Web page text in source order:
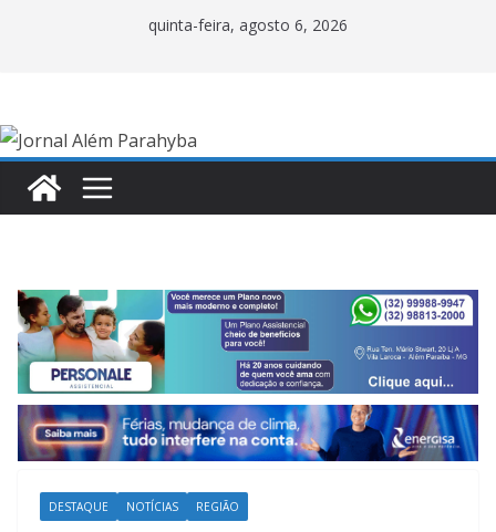
quinta-feira, agosto 6, 2026
DESTAQUE NOTÍCIAS REGIÃO